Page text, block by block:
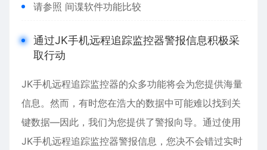
请参照 间谍软件功能比较
通过JK手机远程追踪监控器警报信息积极采
取行动
JK手机远程追踪监控器的众多功能将会为您提供海量
信息。然而，有时您在浩大的数据中可能难以找到关
键数据—因此，我们为您提供了警报向导。通过使用
JK手机远程追踪监控器警报信息，您决不会错过实时